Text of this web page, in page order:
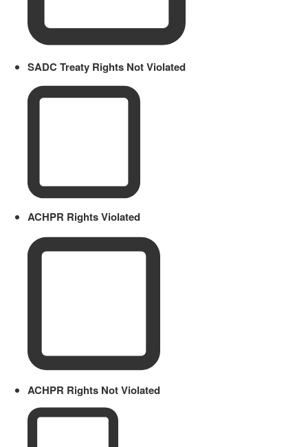
SADC Treaty Rights Not Violated
ACHPR Rights Violated
ACHPR Rights Not Violated